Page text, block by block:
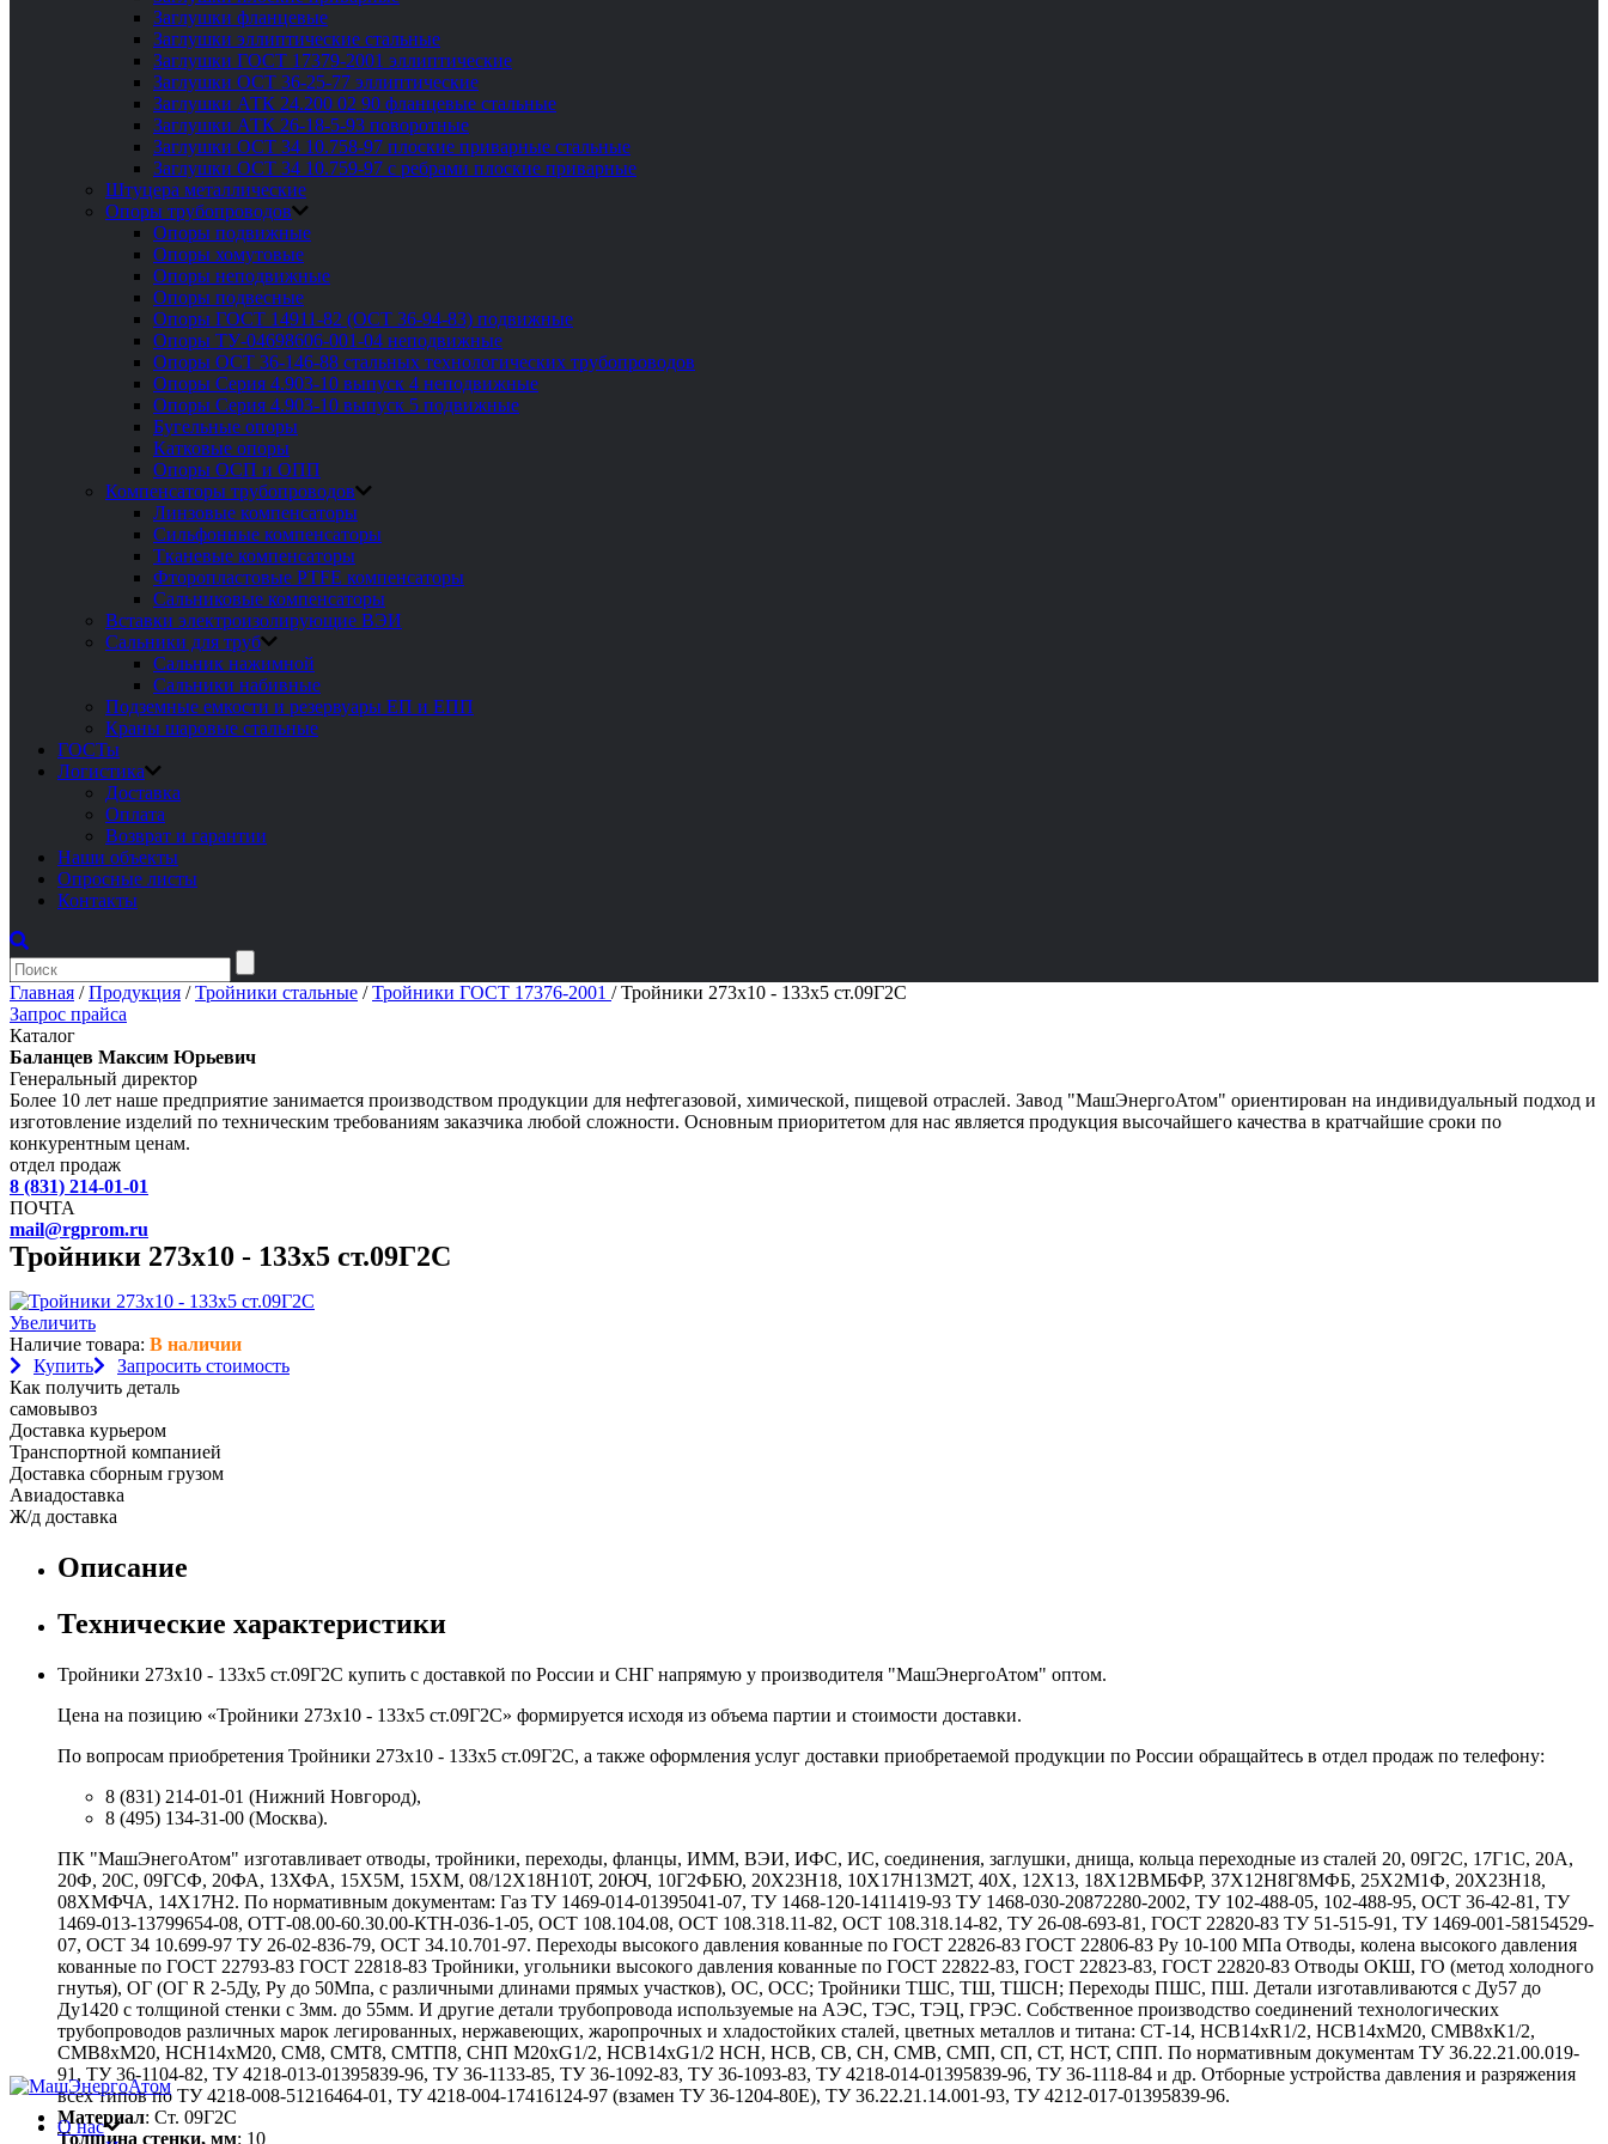
Заглушки фланцевые
Заглушки эллиптические стальные
Заглушки ГОСТ 17379-2001 эллиптические
Заглушки ОСТ 36-25-77 эллиптические
Заглушки АТК 24.200 02 90 фланцевые стальные
Заглушки АТК 26-18-5-93 поворотные
Заглушки ОСТ 34 10.758-97 плоские приварные стальные
Заглушки ОСТ 34 10.759-97 с ребрами плоские приварные
Штуцера металлические
Опоры трубопроводов
Опоры подвижные
Опоры хомутовые
Опоры неподвижные
Опоры подвесные
Опоры ГОСТ 14911-82 (ОСТ 36-94-83) подвижные
Опоры ТУ-04698606-001-04 неподвижные
Опоры ОСТ 36-146-88 стальных технологических трубопроводов
Опоры Серия 4.903-10 выпуск 4 неподвижные
Опоры Серия 4.903-10 выпуск 5 подвижные
Бугельные опоры
Катковые опоры
Опоры ОСП и ОПП
Компенсаторы трубопроводов
Линзовые компенсаторы
Сильфонные компенсаторы
Тканевые компенсаторы
Фторопластовые PTFE компенсаторы
Сальниковые компенсаторы
Вставки электроизолирующие ВЭИ
Сальники для труб
Сальник нажимной
Сальники набивные
Подземные емкости и резервуары ЕП и ЕПП
Краны шаровые стальные
ГОСТы
Логистика
Доставка
Оплата
Возврат и гарантии
Наши объекты
Опросные листы
Контакты
Главная /Продукция /Тройники стальные /Тройники ГОСТ 17376-2001 /Тройники 273х10 - 133х5 ст.09Г2С
Запрос прайса
Каталог
Баланцев Максим Юрьевич
Генеральный директор
Более 10 лет наше предприятие занимается производством продукции для нефтегазовой, химической, пищевой отраслей. Завод "МашЭнергоАтом" ориентирован на индивидуальный подход и
изготовление изделий по техническим требованиям заказчика любой сложности. Основным приоритетом для нас является продукция высочайшего качества в кратчайшие сроки по
конкурентным ценам.
отдел продаж
8 (831) 214-01-01
ПОЧТА
mail@rgprom.ru
Тройники 273х10 - 133х5 ст.09Г2С
Увеличить
Наличие товара: В наличии
Купить
Запросить стоимость
Как получить деталь
самовывоз
Доставка курьером
Транспортной компанией
Доставка сборным грузом
Авиадоставка
Ж/д доставка
Описание
Технические характеристики
Тройники 273х10 - 133х5 ст.09Г2С купить с доставкой по России и СНГ напрямую у производителя "МашЭнергоАтом" оптом.
Цена на позицию «Тройники 273х10 - 133х5 ст.09Г2С» формируется исходя из объема партии и стоимости доставки.
По вопросам приобретения Тройники 273х10 - 133х5 ст.09Г2С, а также оформления услуг доставки приобретаемой продукции по России обращайтесь в отдел продаж по телефону:
8 (831) 214-01-01 (Нижний Новгород),
8 (495) 134-31-00 (Москва).
ПК "МашЭнегоАтом" изготавливает отводы, тройники, переходы, фланцы, ИММ, ВЭИ, ИФС, ИС, соединения, заглушки, днища, кольца переходные из сталей 20, 09Г2С, 17Г1С, 20А,
20Ф, 20С, 09ГСФ, 20ФА, 13ХФА, 15Х5М, 15ХМ, 08/12Х18Н10Т, 20ЮЧ, 10Г2ФБЮ, 20Х23Н18, 10Х17Н13М2Т, 40Х, 12Х13, 18Х12ВМБФР, 37Х12Н8Г8МФБ, 25Х2М1Ф, 20Х23Н18,
08ХМФЧА, 14Х17Н2. По нормативным документам: Газ ТУ 1469-014-01395041-07, ТУ 1468-120-1411419-93 ТУ 1468-030-20872280-2002, ТУ 102-488-05, 102-488-95, ОСТ 36-42-81, ТУ
1469-013-13799654-08, ОТТ-08.00-60.30.00-КТН-036-1-05, ОСТ 108.104.08, ОСТ 108.318.11-82, ОСТ 108.318.14-82, ТУ 26-08-693-81, ГОСТ 22820-83 ТУ 51-515-91, ТУ 1469-001-58154529-
07, ОСТ 34 10.699-97 ТУ 26-02-836-79, ОСТ 34.10.701-97. Переходы высокого давления кованные по ГОСТ 22826-83 ГОСТ 22806-83 Ру 10-100 МПа Отводы, колена высокого давления
кованные по ГОСТ 22793-83 ГОСТ 22818-83 Тройники, угольники высокого давления кованные по ГОСТ 22822-83, ГОСТ 22823-83, ГОСТ 22820-83 Отводы ОКШ, ГО (метод холодного
гнутья), ОГ (ОГ R 2-5Ду, Ру до 50Мпа, с различными длинами прямых участков), ОС, ОСС; Тройники ТШС, ТШ, ТШСН; Переходы ПШС, ПШ. Детали изготавливаются с Ду57 до
Ду1420 с толщиной стенки с 3мм. до 55мм. И другие детали трубопровода используемые на АЭС, ТЭС, ТЭЦ, ГРЭС. Собственное производство соединений технологических
трубопроводов различных марок легированных, нержавеющих, жаропрочных и хладостойких сталей, цветных металлов и титана: СТ-14, НСВ14хR1/2, НСВ14хМ20, СМВ8хК1/2,
СМВ8хМ20, НСН14хМ20, СМ8, СМТ8, СМТП8, СНП М20хG1/2, НСВ14хG1/2 НСН, НСВ, СВ, СН, СМВ, СМП, СП, СТ, НСТ, СПП. По нормативным документам ТУ 36.22.21.00.019-
91, ТУ 36-1104-82, ТУ 4218-013-01395839-96, ТУ 36-1133-85, ТУ 36-1092-83, ТУ 36-1093-83, ТУ 4218-014-01395839-96, ТУ 36-1118-84 и др. Отборные устройства давления и разряжения
всех типов по ТУ 4218-008-51216464-01, ТУ 4218-004-17416124-97 (взамен ТУ 36-1204-80Е), ТУ 36.22.21.14.001-93, ТУ 4212-017-01395839-96.
Материал: Ст. 09Г2С
Толщина стенки, мм: 10
О нас